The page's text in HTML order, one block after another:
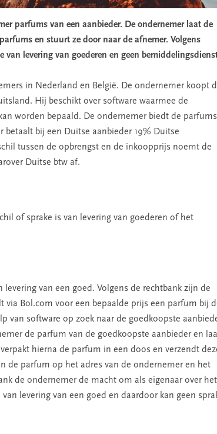
parfums van een aanbieder. De ondernemer laat de
en stuurt ze door naar de afnemer. Volgens
van levering van goederen en geen
in Nederland en België. De ondernemer koopt
Hij beschikt over software waarmee de
worden bepaald. De ondernemer biedt de parfums
bij een Duitse aanbieder 19% Duitse
tussen de opbrengst en de inkoopprijs noemt de
Duitse btw af.
of sprake is van levering van goederen of het
levering van een goed. Volgens de rechtbank zijn de
via Bol.com voor een bepaalde prijs een parfum bij
van software op zoek naar de goedkoopste
de parfum van de goedkoopste aanbieder en
hierna de parfum in een doos en verzendt
de parfum op het adres van de ondernemer en het
de ondernemer de macht om als eigenaar over het
levering van een goed en daardoor kan geen